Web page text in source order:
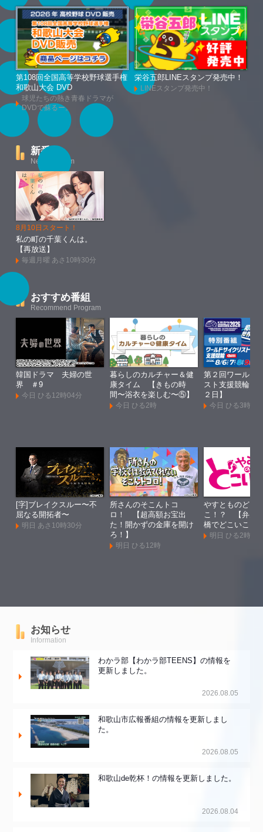
第108回全国高等学校野球選手権
和歌山大会 DVD
球児たちの熱き青春ドラマが
DVDで蘇るー。
栄谷五郎LINEスタンプ発売中！
LINEスタンプ発売中！
新番組
New Program
8月10日スタート！
私の町の千葉くんは。
【再放送】
毎週月曜 あさ10時30分
おすすめ番組
Recommend Program
韓国ドラマ 夫婦の世
界 ＃9
今日 ひる12時04分
暮らしのカルチャー＆健
康タイム 【きもの時
間〜浴衣を楽しむ〜⑤】
今日 ひる2時
第２回ワールド
スト支援競輪
２日】
今日 ひる3時
[字]ブレイクスルー〜不
屈なる開拓者〜
明日 あさ10時30分
所さんのそこんトコ
ロ！ 【超高額お宝出
た！開かずの金庫を開け
ろ！】
明日 ひる12時
やすとものどこ
こ！？ 【弁天
橋でどこいこ！
明日 ひる2時
お知らせ
Information
わかラ部【わかラ部TEENS】の情報を
更新しました。
2026.08.05
和歌山市広報番組の情報を更新しまし
た。
2026.08.05
和歌山de乾杯！の情報を更新しました。
2026.08.04